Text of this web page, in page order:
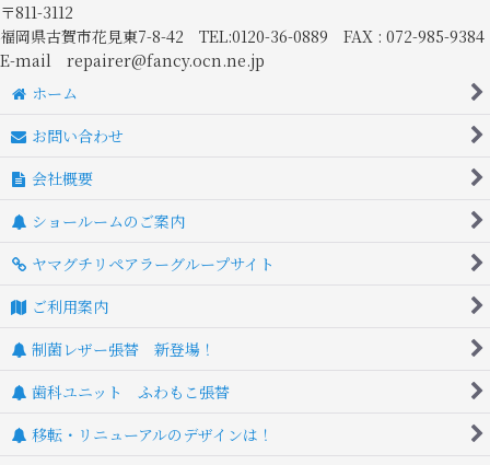
〒811-3112
福岡県古賀市花見東7-8-42 TEL:0120-36-0889 FAX : 072-985-9384
E-mail repairer@fancy.ocn.ne.jp
ホーム
お問い合わせ
会社概要
ショールームのご案内
ヤマグチリペアラーグループサイト
ご利用案内
制菌レザー張替 新登場！
歯科ユニット ふわもこ張替
移転・リニューアルのデザインは！